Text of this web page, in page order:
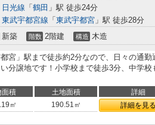
日光線 「 鶴田 」駅 徒歩24分
東武宇都宮線 「 東武宇都宮 」駅 徒歩28分
新築 階数 2階建 構造 木造
都宮」駅まで徒歩約2分なので、日々の通
分譲地です！小学校まで徒歩3分、中学
面積 土地面積 詳細
㎡ 190.51㎡ 詳細を見